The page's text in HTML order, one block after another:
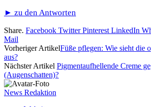
► zu den Antworten
Share. Facebook Twitter Pinterest LinkedIn
Mail
Vorheriger ArtikelFüße pflegen: Wie sieht die
aus?
Nächster Artikel Pigmentaufhellende Creme
(Augenschatten)?
News Redaktion